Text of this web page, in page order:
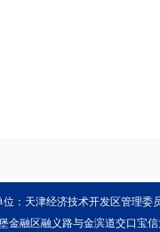
位：天津经济技术开发区管理委
金融区融义路与金滨道交口宝信